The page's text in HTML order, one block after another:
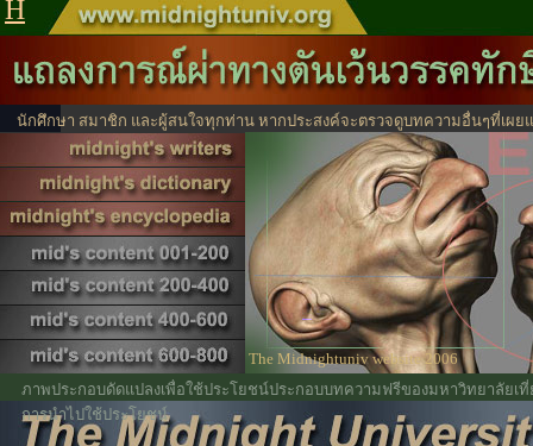
นักศึกษา สมาชิก และผู้สนใจทุกท่าน หากประสงค์จะตรวจดูบทความอื่นๆที่เผ
ได้จากตรงนี้
ไปหน้าสา
H
ภาพประกอบดัดแปลงเพื่อใช้ประโยชน์ประกอบบทความฟรีของมหาวิทยาลัยเ
การนำไปใช้ประโยชน์
The Midnightuniv website 2006